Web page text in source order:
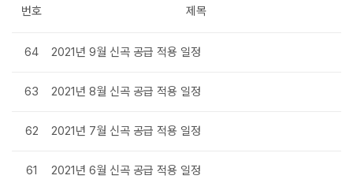
번호 제목
64 2021년 9월 신곡 공급 적용 일정
63 2021년 8월 신곡 공급 적용 일정
62 2021년 7월 신곡 공급 적용 일정
61 2021년 6월 신곡 공급 적용 일정